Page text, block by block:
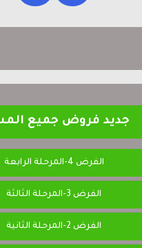
جديد فروض جميع
الفرض 4-المرحلة الرابعة
الفرض 3-المرحلة الثالثة
الفرض 2-المرحلة الثانية